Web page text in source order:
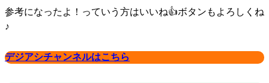
参考になったよ！っていう方はいいね👍ボタンもよろしくね
♪
デジアシチャンネルはこちら